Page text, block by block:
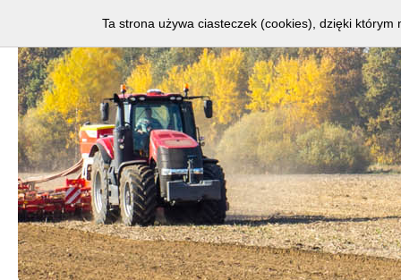
Ta strona używa ciasteczek (cookies), dzięki którym